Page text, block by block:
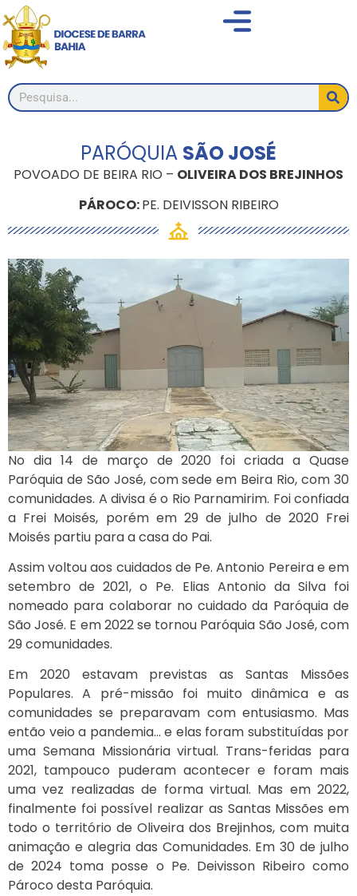
PARÓQUIA SÃO JOSÉ
POVOADO DE BEIRA RIO – OLIVEIRA DOS BREJINHOS
PÁROCO:PE. DEIVISSON RIBEIRO
No dia 14 de março de 2020 foi criada a Quase
Paróquia de São José, com sede em Beira Rio, com 30
comunidades. A divisa é o Rio Parnamirim. Foi confiada
a Frei Moisés, porém em 29 de julho de 2020 Frei
Moisés partiu para a casa do Pai.
Assim voltou aos cuidados de Pe. Antonio Pereira e em
setembro de 2021, o Pe. Elias Antonio da Silva foi
nomeado para colaborar no cuidado da Paróquia de
São José. E em 2022 se tornou Paróquia São José, com
29 comunidades.
Em 2020 estavam previstas as Santas Missões
Populares. A pré-missão foi muito dinâmica e as
comunidades se preparavam com entusiasmo. Mas
então veio a pandemia… e elas foram substituídas por
uma Semana Missionária virtual. Trans-feridas para
2021, tampouco puderam acontecer e foram mais
uma vez realizadas de forma virtual. Mas em 2022,
finalmente foi possível realizar as Santas Missões em
todo o território de Oliveira dos Brejinhos, com muita
animação e alegria das Comunidades. Em 30 de julho
de 2024 toma posse o Pe. Deivisson Ribeiro como
Pároco desta Paróquia.